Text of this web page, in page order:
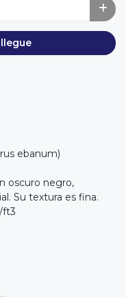
ebanum)
oscuro negro,
Su textura es fina.
ft3